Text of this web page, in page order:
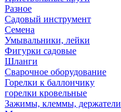
Разное
Садовый инструмент
Семена
Умывальники, лейки
Фигурки садовые
Шланги
Сварочное оборудование
Горелки к баллончику
горелки кровельные
Зажимы, клеммы, держатели